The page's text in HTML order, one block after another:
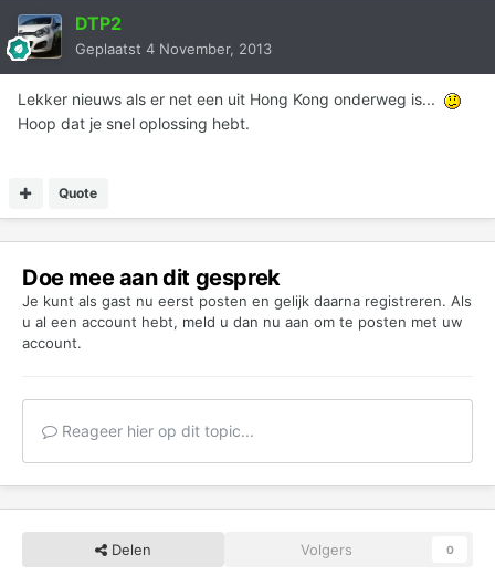
DTP2
Geplaatst 4 November, 2013
Lekker nieuws als er net een uit Hong Kong onderweg is...
Hoop dat je snel oplossing hebt.
Quote
Doe mee aan dit gesprek
Je kunt als gast nu eerst posten en gelijk daarna registreren. Als
u al een account hebt, meld u dan nu aan om te posten met uw
account.
Reageer hier op dit topic...
Delen Volgers 0